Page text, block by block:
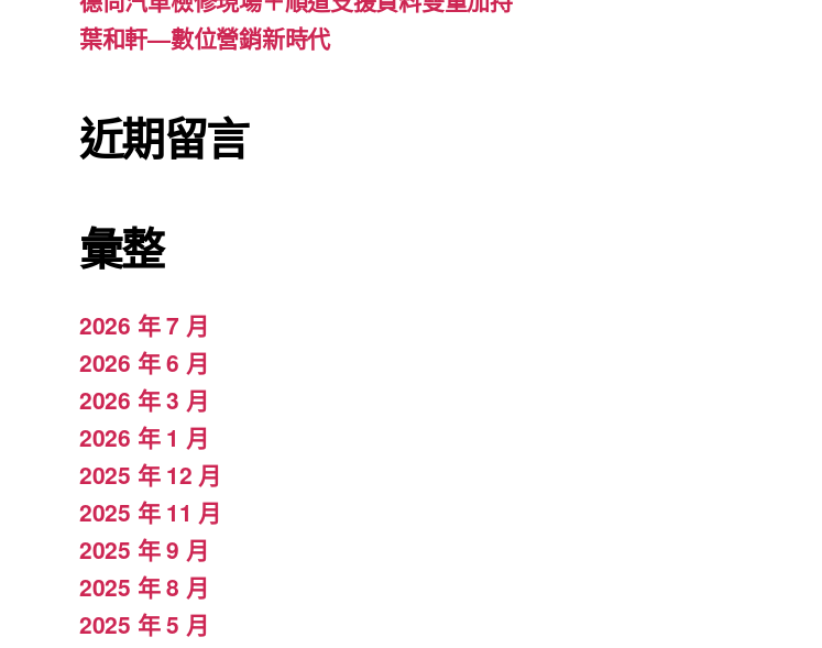
葉和軒—數位營銷新時代
近期留言
彙整
2026 年 7 月
2026 年 6 月
2026 年 3 月
2026 年 1 月
2025 年 12 月
2025 年 11 月
2025 年 9 月
2025 年 8 月
2025 年 5 月